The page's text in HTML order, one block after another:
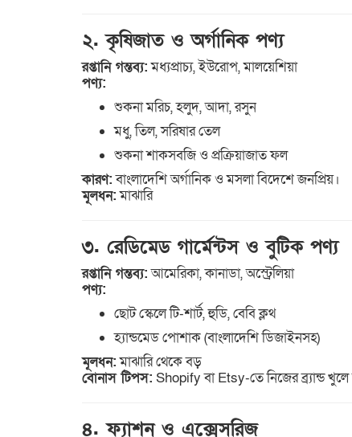
২. কৃষিজাত ও অর্গানিক পণ্য
রপ্তানি গন্তব্য:মধ্যপ্রাচ্য, ইউরোপ, মালয়েশিয়া
পণ্য:
শুকনা মরিচ, হলুদ, আদা, রসুন
মধু, তিল, সরিষার তেল
শুকনা শাকসবজি ও প্রক্রিয়াজাত ফল
কারণ:বাংলাদেশি অর্গানিক ও মসলা বিদেশে জনপ্রিয়।
মূলধন:মাঝারি
৩. রেডিমেড গার্মেন্টস ও বুটিক পণ্য
রপ্তানি গন্তব্য:আমেরিকা, কানাডা, অস্ট্রেলিয়া
পণ্য:
ছোট স্কেলে টি-শার্ট, হুডি, বেবি ক্লথ
হ্যান্ডমেড পোশাক (বাংলাদেশি ডিজাইনসহ)
মূলধন:মাঝারি থেকে বড়
বোনাস টিপস: Shopify বা Etsy-তে নিজের ব্র্যান্ড
৪. ফ্যাশন ও এক্সেসরিজ